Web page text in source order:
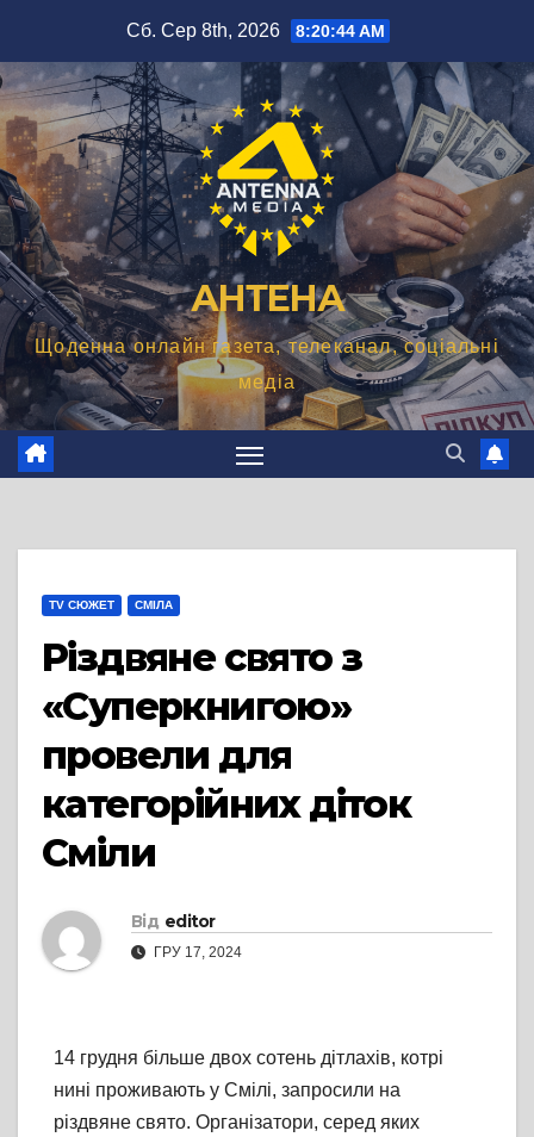
вмісту
Сб. Сер 8th, 2026 8:20:45 AM
АНТЕНА
Щоденна онлайн газета, телеканал, соціальні
медіа
TV СЮЖЕТ СМІЛА
Різдвяне свято з
«Суперкнигою»
провели для
категорійних діток
Сміли
Від editor
ГРУ 17, 2024
14 грудня більше двох сотень дітлахів, котрі
нині проживають у Смілі, запросили на
різдвяне свято. Організатори, серед яких